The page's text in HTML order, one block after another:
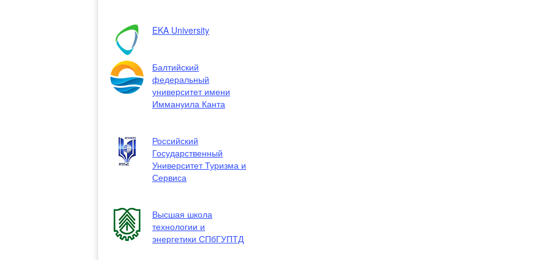
EKA University
Балтийский
федеральный
университет имени
Иммануила Канта
Российский
Государственный
Университет Туризма и
Сервиса
Высшая школа
технологии и
энергетики СПбГУПТД